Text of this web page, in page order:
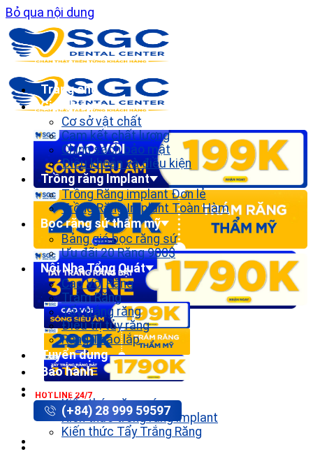
Bỏ qua nội dung
HOTLINE 24/7
(+84) 28 999 59597
Trang chủ
Giới thiệu
Cơ sở vật chất
Cam kết chất lượng
Chính sách bảo mật
Điều khoản và điều kiện
Trồng răng Implant
Trồng Răng implant Đơn lẻ
Trồng Răng Implant Toàn Hàm
Bọc răng sứ thẩm mỹ
Bảng giá bọc răng sứ
Ưu đãi 20 Răng 900$
Nội Nha Tổng Quát
Cạo Vôi Răng
Trám Răng
Tẩy trắng răng
Điều trị tủy răng
Răng Tháo lắp
Tuyển dụng
Bảo hành
Kiến thức răng sứ
Kiến thức trồng răng implant
Kiến thức Tẩy Trắng Răng